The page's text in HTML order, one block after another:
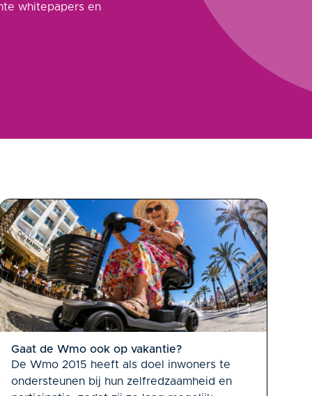
whitepapers en
Gaat de Wmo ook op vakantie?
De Wmo 2015 heeft als doel inwoners te
ondersteunen bij hun zelfredzaamheid en